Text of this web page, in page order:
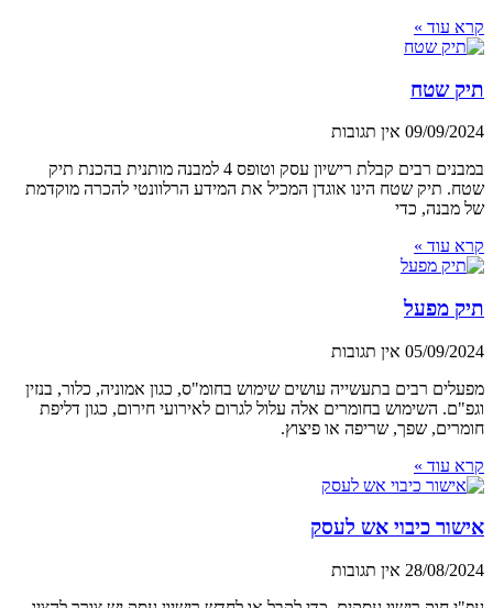
קרא עוד »
תיק שטח
09/09/2024 אין תגובות
במבנים רבים קבלת רישיון עסק וטופס 4 למבנה מותנית בהכנת תיק
שטח. תיק שטח הינו אוגדן המכיל את המידע הרלוונטי להכרה מוקדמת
של מבנה, כדי
קרא עוד »
תיק מפעל
05/09/2024 אין תגובות
מפעלים רבים בתעשייה עושים שימוש בחומ"ס, כגון אמוניה, כלור, בנזין
וגפ"ם. השימוש בחומרים אלה עלול לגרום לאירועי חירום, כגון דליפת
חומרים, שפך, שריפה או פיצוץ.
קרא עוד »
אישור כיבוי אש לעסק
28/08/2024 אין תגובות